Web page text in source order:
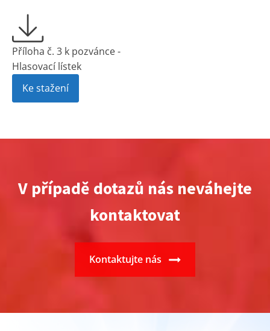
Příloha č. 3 k pozvánce -
Hlasovací lístek
Ke stažení
V případě dotazů nás neváhejte
kontaktovat
Kontaktujte nás